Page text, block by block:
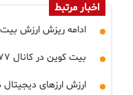
اخبار مرتبط
ادامه ریزش ارزش بیت
بیت کوین در کانال ۷۷ هزار دلار ماند
ارزش ارزهای دیجیتال